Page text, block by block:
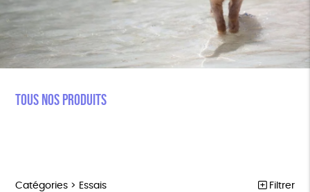
Tous nos produits
Catégories > Essais Filtrer